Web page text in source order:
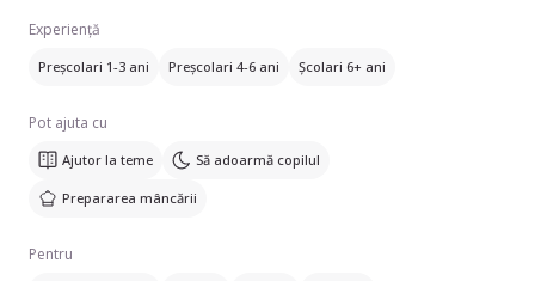
Experiență
Preșcolari 1-3 ani Preșcolari 4-6 ani Școlari 6+ ani
Pot ajuta cu
Ajutor la teme Să adoarmă copilul
Prepararea mâncării
Pentru